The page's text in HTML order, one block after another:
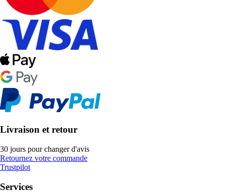
Livraison et retour
30 jours pour changer d'avis
Retournez votre commande
Trustpilot
Services